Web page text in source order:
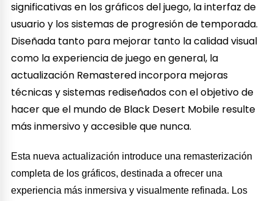
significativas en los gráficos del juego, la interfaz de
usuario y los sistemas de progresión de temporada.
Diseñada tanto para mejorar tanto la calidad visual
como la experiencia de juego en general, la
actualización Remastered incorpora mejoras
técnicas y sistemas rediseñados con el objetivo de
hacer que el mundo de Black Desert Mobile resulte
más inmersivo y accesible que nunca.
Esta nueva actualización introduce una remasterización
completa de los gráficos, destinada a ofrecer una
experiencia más inmersiva y visualmente refinada. Los